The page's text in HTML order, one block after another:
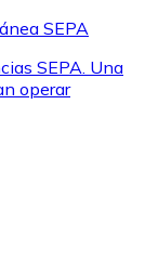
SEPA
SEPA. Una
operar